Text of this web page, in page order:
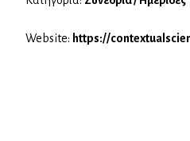
Website: https://